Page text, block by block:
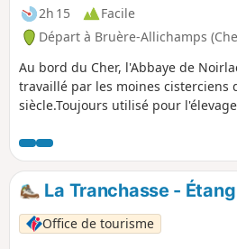
2h 15
Facile
Départ à Bruère-Allichamps
Au bord du Cher, l'Abbaye de
travaillé par les moines cisterciens
siècle.Toujours utilisé pour
Les chênes centenaires, les prés
créent un ensemble bocager rare
Fondée en 1150, l'Abbaye de
cisterciens les plus complets
centre culturel de rencontre.
La Tranchasse -
Office de tourisme